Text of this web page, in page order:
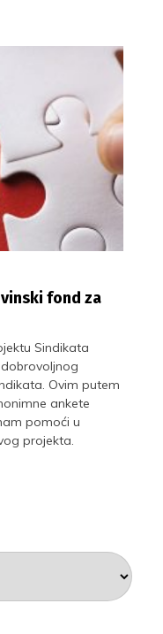
fond za
Sindikata
Ovim putem
ankete
pomoći u
projekta.